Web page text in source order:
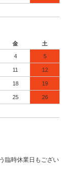
金 土
4 5
11 12
18 19
25 26
臨時休業日もござい